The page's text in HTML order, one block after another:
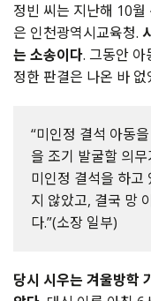
정빈 씨는 지난해 10
은 인천광역시교육청.
는 소송이다. 그동안 아
정한 판결은 나온 바
“미인정 결석 아동
을 조기 발굴할 의
미인정 결석을 하고
지 않았고, 결국 망
다.”(소장 일부)
당시 시우는 겨울방학